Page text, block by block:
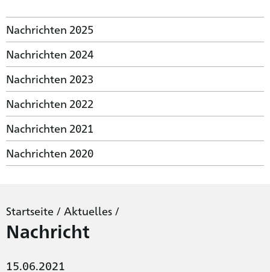
Nachrichten 2025
Nachrichten 2024
Nachrichten 2023
Nachrichten 2022
Nachrichten 2021
Nachrichten 2020
Startseite / Aktuelles /
Nachricht
15.06.2021